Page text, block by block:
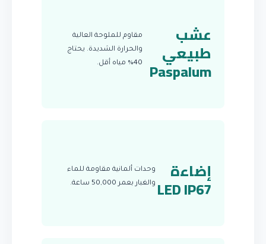
عشب
طبيعي
Paspalum
مقاوم للملوحة العالية
والحرارة الشديدة. يحتاج
40% مياه أقل.
إضاءة
LED IP67
وحدات ألمانية مقاومة للماء
والغبار بعمر 50,000 ساعة.